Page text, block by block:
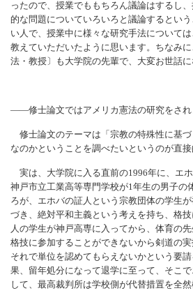
ったので、授業でももちろん議論はするし
的な問題についていろいろと議論するとい
い人で、授業中に様々な研究手法について
教えていただいたように思います。ちなみ
法・教授〕も大学院の先輩で、大変お世話に
――修士論文ではアメリカ憲法の研究をされ
修士論文のテーマは「宗教の特殊性に基
なのかということを調べたいというのが直接
実は、大学院に入る直前の1996年に、エ
神戸市立工業高等専門学校が1年生の男子
ろが、エホバの証人という宗教団体の学生
づき、絶対平和主義という考えを持ち、格
人の学生が神戸高専に入ってから、体育の
格技に参加することができないから剣道の
それで単位を認めてもらえないかという要
果、留年処分になって退学に至って、そこ
して、最高裁判所は学校側が代替措置を全